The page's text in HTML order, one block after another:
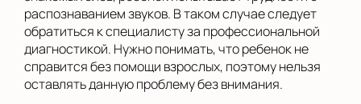
распознаванием звуков. В таком случае следует
обратиться к специалисту за профессиональной
диагностикой. Нужно понимать, что ребенок не
справится без помощи взрослых, поэтому нельзя
оставлять данную проблему без внимания.